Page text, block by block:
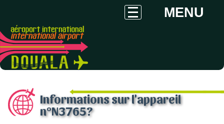
MENU
Informations sur l'appareil
n°N3765?